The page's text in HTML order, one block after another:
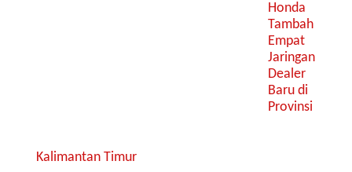
Honda
Tambah
Empat
Jaringan
Dealer
Baru di
Provinsi
Kalimantan Timur